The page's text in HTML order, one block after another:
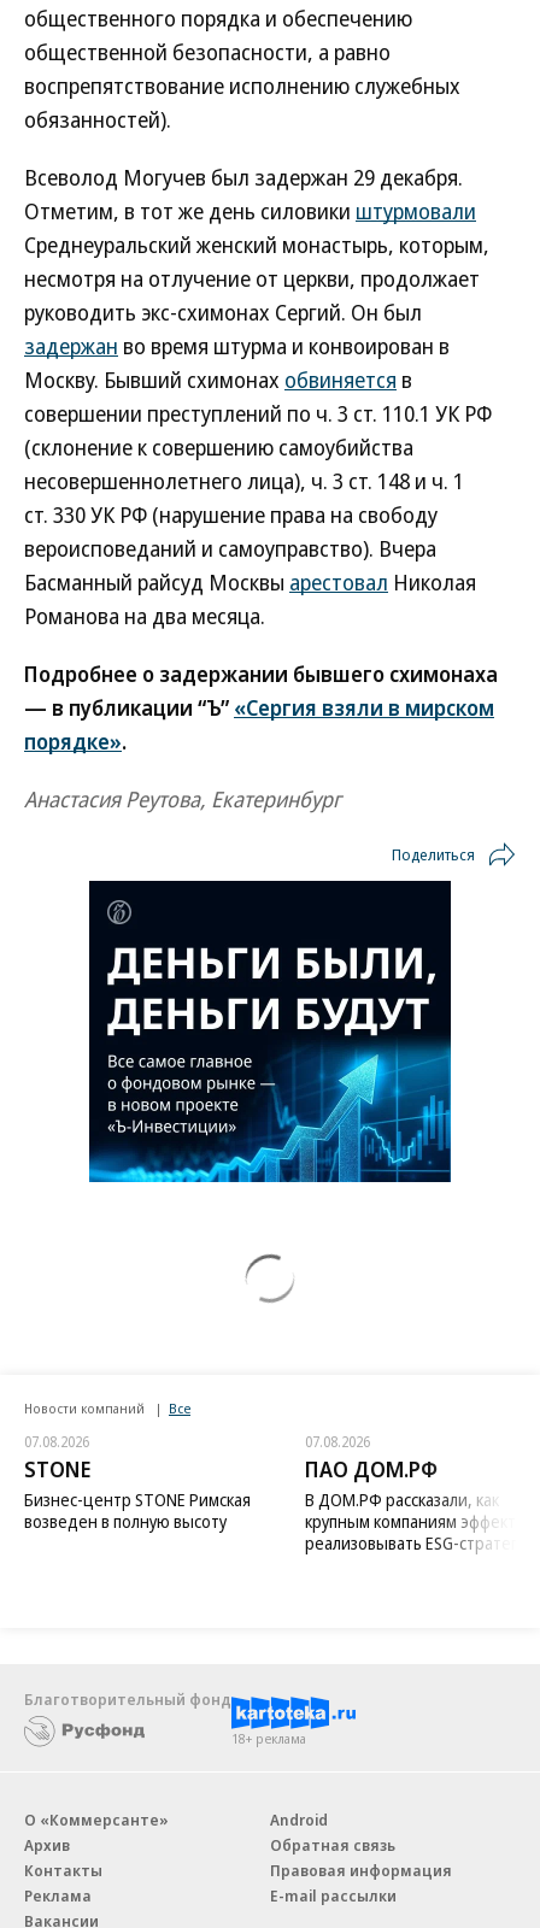
общественного порядка и обеспечению
общественной безопасности, а равно
воспрепятствование исполнению служебных
обязанностей).
Всеволод Могучев был задержан 29 декабря.
Отметим, в тот же день силовики штурмовали
Среднеуральский женский монастырь, которым,
несмотря на отлучение от церкви, продолжает
руководить экс-схимонах Сергий. Он был
задержан во время штурма и конвоирован в
Москву. Бывший схимонах обвиняется в
совершении преступлений по ч. 3 ст. 110.1 УК РФ
(склонение к совершению самоубийства
несовершеннолетнего лица), ч. 3 ст. 148 и ч. 1
ст. 330 УК РФ (нарушение права на свободу
вероисповеданий и самоуправство). Вчера
Басманный райсуд Москвы арестовал Николая
Романова на два месяца.
Подробнее о задержании бывшего схимонаха
— в публикации “Ъ” «Сергия взяли в мирском
порядке».
Анастасия Реутова, Екатеринбург
Поделиться
Новости компаний Все
07.08.2026
STONE
Бизнес-центр STONE Римская
возведен в полную высоту
07.08.2026
ПАО ДОМ.РФ
В ДОМ.РФ рассказали, как
крупным компаниям
реализовывать ESG-стратегию
Благотворительный фонд
18+ реклама
О «Коммерсанте»
Архив
Контакты
Реклама
Вакансии
Android
Обратная связь
Правовая информация
E-mail рассылки